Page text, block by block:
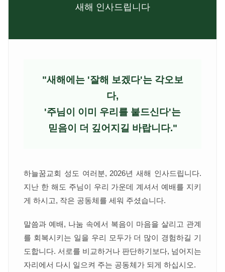
새해 인사드립니다
"새해에는 '잘해 보겠다'는 각오보
다,
'주님이 이미 우리를 붙드신다'는
믿음이 더 깊어지길 바랍니다."
하늘꿈교회 성도 여러분, 2026년 새해 인사드립니다.
지난 한 해도 주님이 우리 가운데 계셔서 예배를 지키
게 하시고, 작은 공동체를 세워 주셨습니다.
말씀과 예배, 나눔 속에서 복음이 마음을 살리고 관계
를 회복시키는 일을 우리 모두가 더 많이 경험하길 기
도합니다. 서로를 비교하거나 판단하기보다, 넘어지는
자리에서 다시 일으켜 주는 공동체가 되게 하십시오.